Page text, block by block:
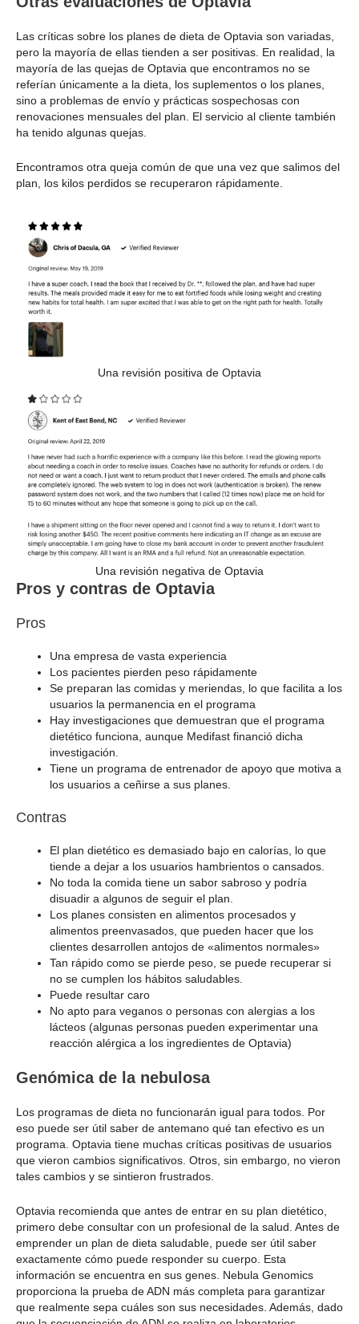
Las críticas sobre los planes de dieta de Optavia son variadas,
pero la mayoría de ellas tienden a ser positivas. En realidad, la
mayoría de las quejas de Optavia que encontramos no se
referían únicamente a la dieta, los suplementos o los planes,
sino a problemas de envío y prácticas sospechosas con
renovaciones mensuales del plan. El servicio al cliente también
ha tenido algunas quejas.
Encontramos otra queja común de que una vez que salimos del
plan, los kilos perdidos se recuperaron rápidamente.
Una revisión positiva de Optavia
Una revisión negativa de Optavia
Pros y contras de Optavia
Pros
Una empresa de vasta experiencia
Los pacientes pierden peso rápidamente
Se preparan las comidas y meriendas, lo que facilita a los
usuarios la permanencia en el programa
Hay investigaciones que demuestran que el programa
dietético funciona, aunque Medifast financió dicha
investigación.
Tiene un programa de entrenador de apoyo que motiva a
los usuarios a ceñirse a sus planes.
Contras
El plan dietético es demasiado bajo en calorías, lo que
tiende a dejar a los usuarios hambrientos o cansados.
No toda la comida tiene un sabor sabroso y podría
disuadir a algunos de seguir el plan.
Los planes consisten en alimentos procesados y
alimentos preenvasados, que pueden hacer que los
clientes desarrollen antojos de «alimentos normales»
Tan rápido como se pierde peso, se puede recuperar si
no se cumplen los hábitos saludables.
Puede resultar caro
No apto para veganos o personas con alergias a los
lácteos (algunas personas pueden experimentar una
reacción alérgica a los ingredientes de Optavia)
Genómica de la nebulosa
Los programas de dieta no funcionarán igual para todos. Por
eso puede ser útil saber de antemano qué tan efectivo es un
programa. Optavia tiene muchas críticas positivas de usuarios
que vieron cambios significativos. Otros, sin embargo, no vieron
tales cambios y se sintieron frustrados.
Optavia recomienda que antes de entrar en su plan dietético,
primero debe consultar con un profesional de la salud. Antes de
emprender un plan de dieta saludable, puede ser útil saber
exactamente cómo puede responder su cuerpo. Esta
información se encuentra en sus genes. Nebula Genomics
proporciona la prueba de ADN más completa para garantizar
que realmente sepa cuáles son sus necesidades. Además, dado